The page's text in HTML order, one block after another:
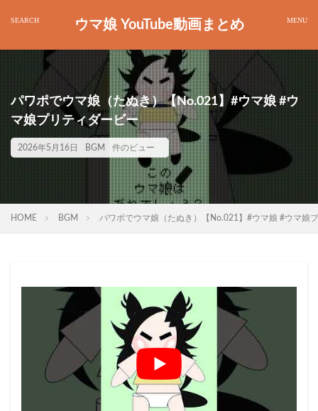
ウマ娘 YouTube動画まとめ
パワポでウマ娘（たぬき）【No.021】#ウマ娘 #ウ
マ娘プリティダービー
2026年5月16日 BGM 件のビュー
HOME BGM パワポでウマ娘（たぬき）【No.021】#ウマ娘 #ウマ娘